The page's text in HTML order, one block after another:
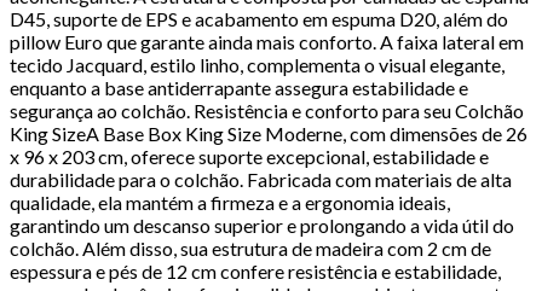
D45, suporte de EPS e acabamento em espuma D20, além do
pillow Euro que garante ainda mais conforto. A faixa lateral em
tecido Jacquard, estilo linho, complementa o visual elegante,
enquanto a base antiderrapante assegura estabilidade e
segurança ao colchão. Resistência e conforto para seu Colchão
King SizeA Base Box King Size Moderne, com dimensões de 26
x 96 x 203 cm, oferece suporte excepcional, estabilidade e
durabilidade para o colchão. Fabricada com materiais de alta
qualidade, ela mantém a firmeza e a ergonomia ideais,
garantindo um descanso superior e prolongando a vida útil do
colchão. Além disso, sua estrutura de madeira com 2 cm de
espessura e pés de 12 cm confere resistência e estabilidade,